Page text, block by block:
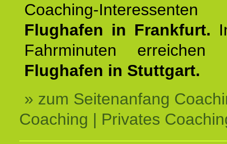
Coaching-
Flughafen in Frankfurt.
Fahrminuten
Flughafen in Stuttgart.
» zum Seitenanfang
Coaching | Privates